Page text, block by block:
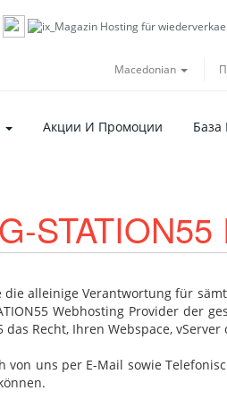
Macedonian
Акции И Промоции
die alleinige Verantwortung für
Webhosting Provider der
das Recht, Ihren Webspace,
von uns per E-Mail sowie